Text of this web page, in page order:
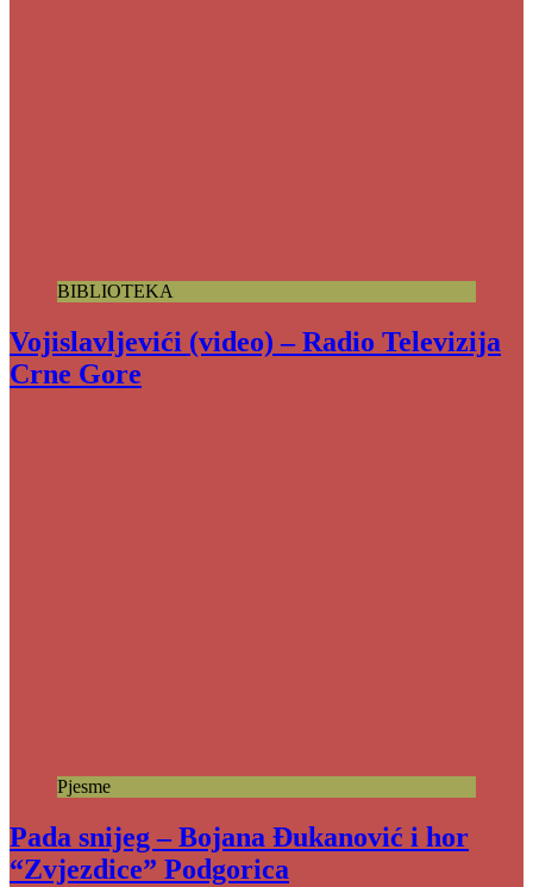
BIBLIOTEKA
Vojislavljevići (video) – Radio Televizija
Crne Gore
Pjesme
Pada snijeg – Bojana Đukanović i hor
“Zvjezdice” Podgorica